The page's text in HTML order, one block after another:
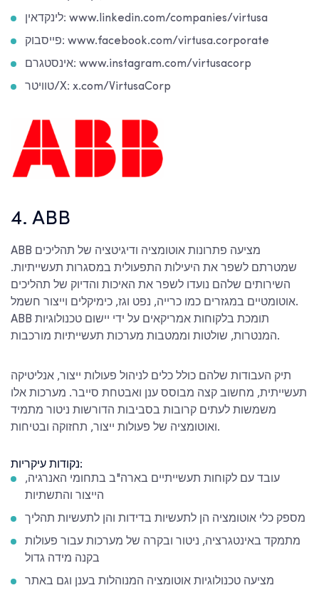
לינקדאין: www.linkedin.com/companies/virtusa
פייסבוק: www.facebook.com/virtusa.corporate
אינסטגרם: www.instagram.com/virtusacorp
טוויטר/X: x.com/VirtusaCorp
4. ABB
ABB מציעה פתרונות אוטומציה ודיגיטציה של תהליכים
שמטרתם לשפר את היעילות התפעולית במסגרות תעשייתיות.
השירותים שלהם נועדו לשפר את האיכות והדיוק של תהליכים
אוטומטיים במגזרים כמו כרייה, נפט וגז, כימיקלים וייצור חשמל.
ABB תומכת בלקוחות אמריקאים על ידי יישום טכנולוגיות
המנטרות, שולטות וממטבות מערכות תעשייתיות מורכבות.
תיק העבודות שלהם כולל כלים לניהול פעולות ייצור, אנליטיקה
תעשייתית, מחשוב קצה מבוסס ענן ואבטחת סייבר. מערכות אלו
משמשות לעתים קרובות בסביבות הדורשות ניטור מתמיד
ואוטומציה של פעולות ייצור, תחזוקה ובטיחות.
נקודות עיקריות:
עובד עם לקוחות תעשייתיים בארה"ב בתחומי האנרגיה,
הייצור והתשתיות
מספק כלי אוטומציה הן לתעשיות בדידות והן לתעשיות תהליך
מתמקד באינטגרציה, ניטור ובקרה של מערכות עבור פעולות
בקנה מידה גדול
מציעה טכנולוגיות אוטומציה המנוהלות בענן וגם באתר